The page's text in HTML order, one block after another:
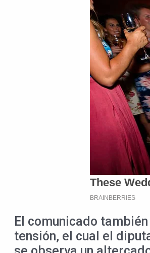
El comunicado
tensión, el cual el